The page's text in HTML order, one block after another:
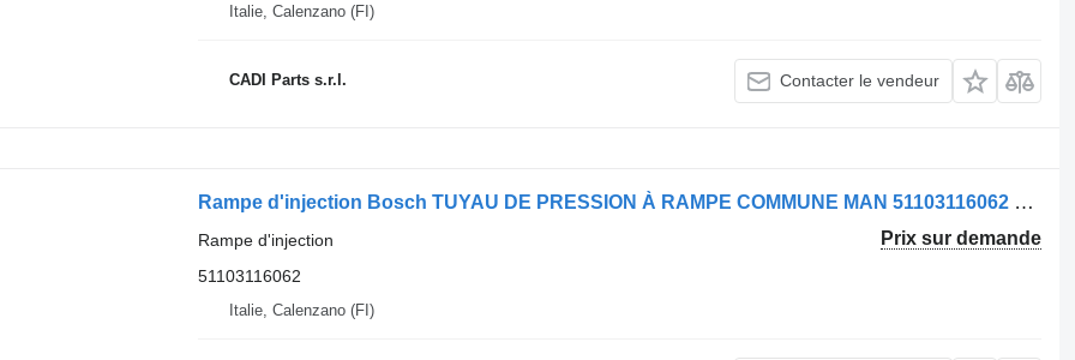
Italie, Calenzano (FI)
CADI Parts s.r.l. Contacter le vendeur
Rampe d'injection Bosch TUYAU DE PRESSION À RAMPE COMMUNE MAN 51103116062 pour camion MAN
Prix sur demande
Rampe d'injection
51103116062
Italie, Calenzano (FI)